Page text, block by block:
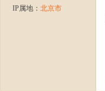
IP属地： 北京市